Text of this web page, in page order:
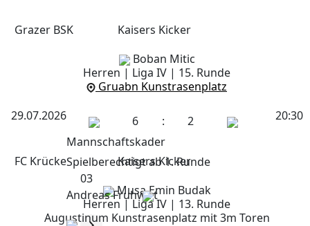
Grazer BSK
Kaisers Kicker
Boban Mitic
Herren | Liga IV | 15. Runde
Gruabn Kunstrasenplatz
29.07.2026
20:30
6 : 2
FC Krücke
Kaisers Kicker
Musa Emin Budak
Herren | Liga IV | 13. Runde
Augustinum Kunstrasenplatz mit 3m Toren
Mannschaftskader
Spielberechtigt ab 1. Runde
03
Andreas Fruhwirt